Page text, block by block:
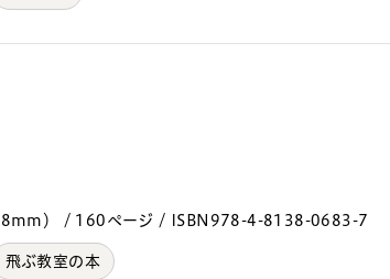
） / 160ページ / ISBN978-4-8138-0683-7
飛ぶ教室の本